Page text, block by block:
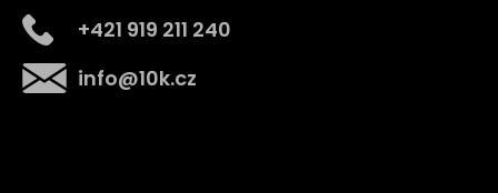
info@10k.cz
+421 919 211 240